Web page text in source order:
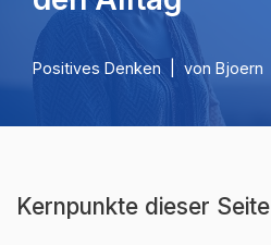
Positives Denken von Bjoern
Kernpunkte dieser Seite